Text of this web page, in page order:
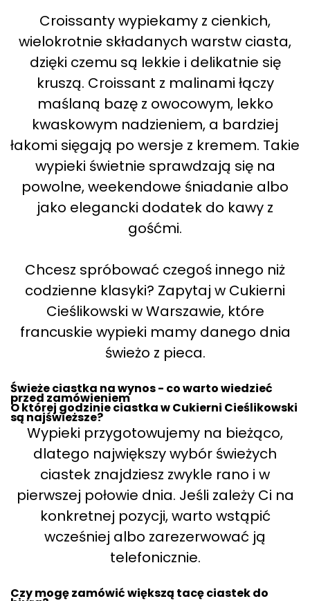
Croissanty wypiekamy z cienkich,
wielokrotnie składanych warstw ciasta,
dzięki czemu są lekkie i delikatnie się
kruszą. Croissant z malinami łączy
maślaną bazę z owocowym, lekko
kwaskowym nadzieniem, a bardziej
łakomi sięgają po wersje z kremem. Takie
wypieki świetnie sprawdzają się na
powolne, weekendowe śniadanie albo
jako elegancki dodatek do kawy z
gośćmi.
Chcesz spróbować czegoś innego niż
codzienne klasyki? Zapytaj w Cukierni
Cieślikowski w Warszawie, które
francuskie wypieki mamy danego dnia
świeżo z pieca.
Świeże ciastka na wynos - co warto wiedzieć
przed zamówieniem
O której godzinie ciastka w Cukierni Cieślikowski
są najświeższe?
Wypieki przygotowujemy na bieżąco,
dlatego największy wybór świeżych
ciastek znajdziesz zwykle rano i w
pierwszej połowie dnia. Jeśli zależy Ci na
konkretnej pozycji, warto wstąpić
wcześniej albo zarezerwować ją
telefonicznie.
Czy mogę zamówić większą tacę ciastek do